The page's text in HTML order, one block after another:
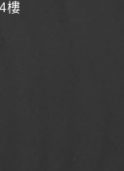
樓